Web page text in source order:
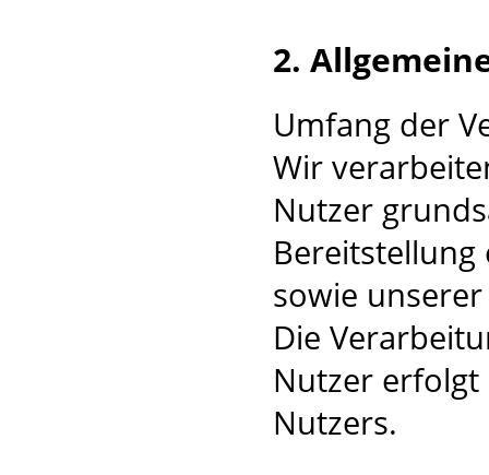
2.
Umfang der
Wir
Nutzer
sowie
Die
Nutzer erfolgt
Nutzers.